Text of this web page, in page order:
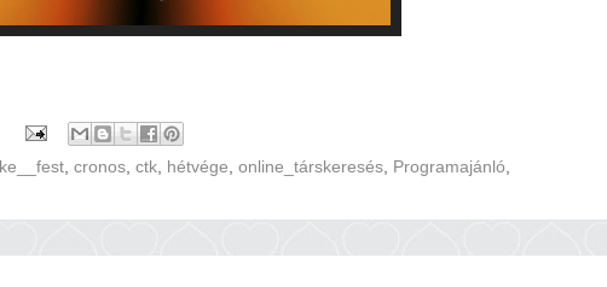
cronos ctk hétvége online_társkeresés Programajánló